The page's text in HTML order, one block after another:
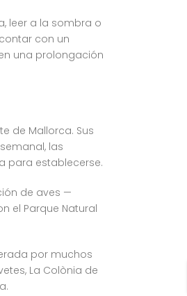
leer a la sombra o
con un
una prolongación
de Mallorca. Sus
las
para establecerse.
de aves —
el Parque Natural
por muchos
La Colònia de